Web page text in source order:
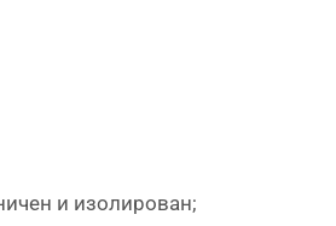
и изолирован;